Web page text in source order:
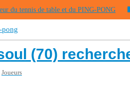
du tennis de table et du PING-PONG
pong
(70)
Joueurs